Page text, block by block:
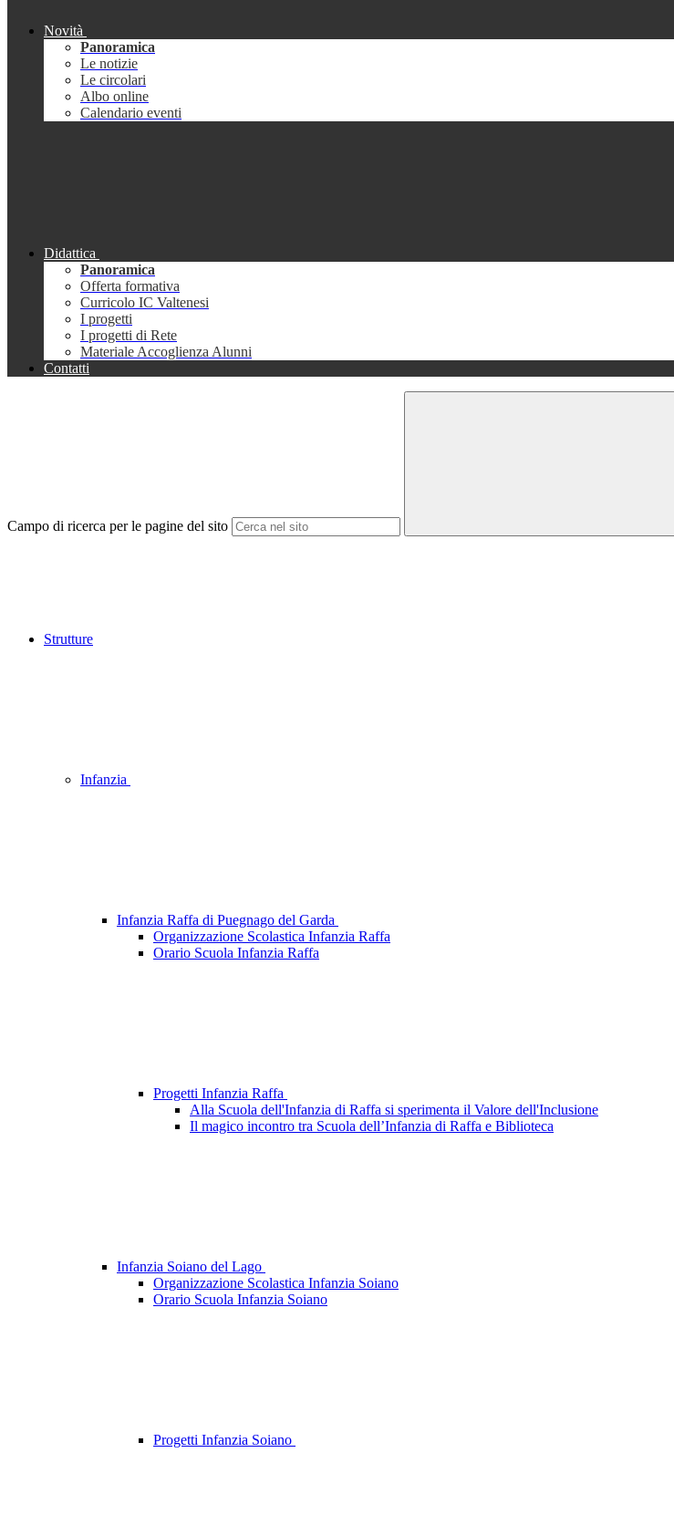
Novità
Panoramica
Le notizie
Le circolari
Albo online
Calendario eventi
Didattica
Panoramica
Offerta formativa
Curricolo IC Valtenesi
I progetti
I progetti di Rete
Materiale Accoglienza Alunni
Contatti
Campo di ricerca per le pagine del sito
Strutture
Infanzia
Infanzia Raffa di Puegnago del Garda
Organizzazione Scolastica Infanzia Raffa
Orario Scuola Infanzia Raffa
Progetti Infanzia Raffa
Alla Scuola dell'Infanzia di Raffa si sperimenta il Valore dell'Inclusione
Il magico incontro tra Scuola dell’Infanzia di Raffa e Biblioteca
Infanzia Soiano del Lago
Organizzazione Scolastica Infanzia Soiano
Orario Scuola Infanzia Soiano
Progetti Infanzia Soiano